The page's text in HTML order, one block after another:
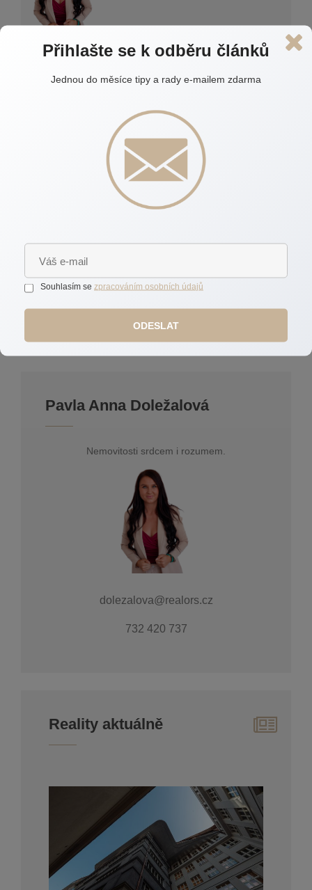
Feng Shui přináším klientům víc než jen prodej
nemovitostí – pomáhám jim najít prostor, který
skutečně odpovídá jejich potřebám a životnímu stylu.
Každá nemovitost má svůj příběh a mým cílem je, aby
ten váš začal na pevných a spolehlivých základech.
Díky individuálnímu přístupu, zkušenostem a
mentálnímu koučinku vás provedu celým procesem s
Pavla Anna Doležalová
Nemovitosti srdcem i rozumem.
dolezalova@realors.cz
732 420 737
Reality aktuálně
Přihlašte se k odběru článků
Jednou do měsíce tipy a rady e-mailem zdarma
Souhlasím se zpracováním osobních údajů
ODESLAT